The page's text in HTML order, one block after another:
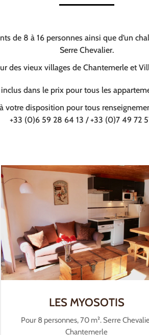
de 8 à 16 personnes ainsi que d’un
Serre Chevalier.
des vieux villages de Chantemerle et
dans le prix pour tous les
votre disposition pour tous
+33 (0)6 59 28 64 13 / +33 (0)7 49 72
LES MYOSOTIS
Pour 8 personnes, 70 m². Serre
Chantemerle